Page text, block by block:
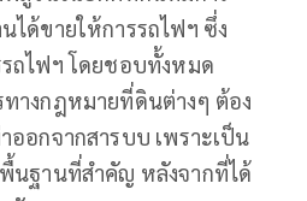
ได้ขายให้การรถไฟ​ฯ ซึ่ง
ถไฟฯ โดยชอบทั้งหมด​
างกฎหมายที่ดินต่างๆ ต้อง
ออกจากสารบบ เพราะเป็น
นฐานที่สำคัญ หลังจากที่ได้